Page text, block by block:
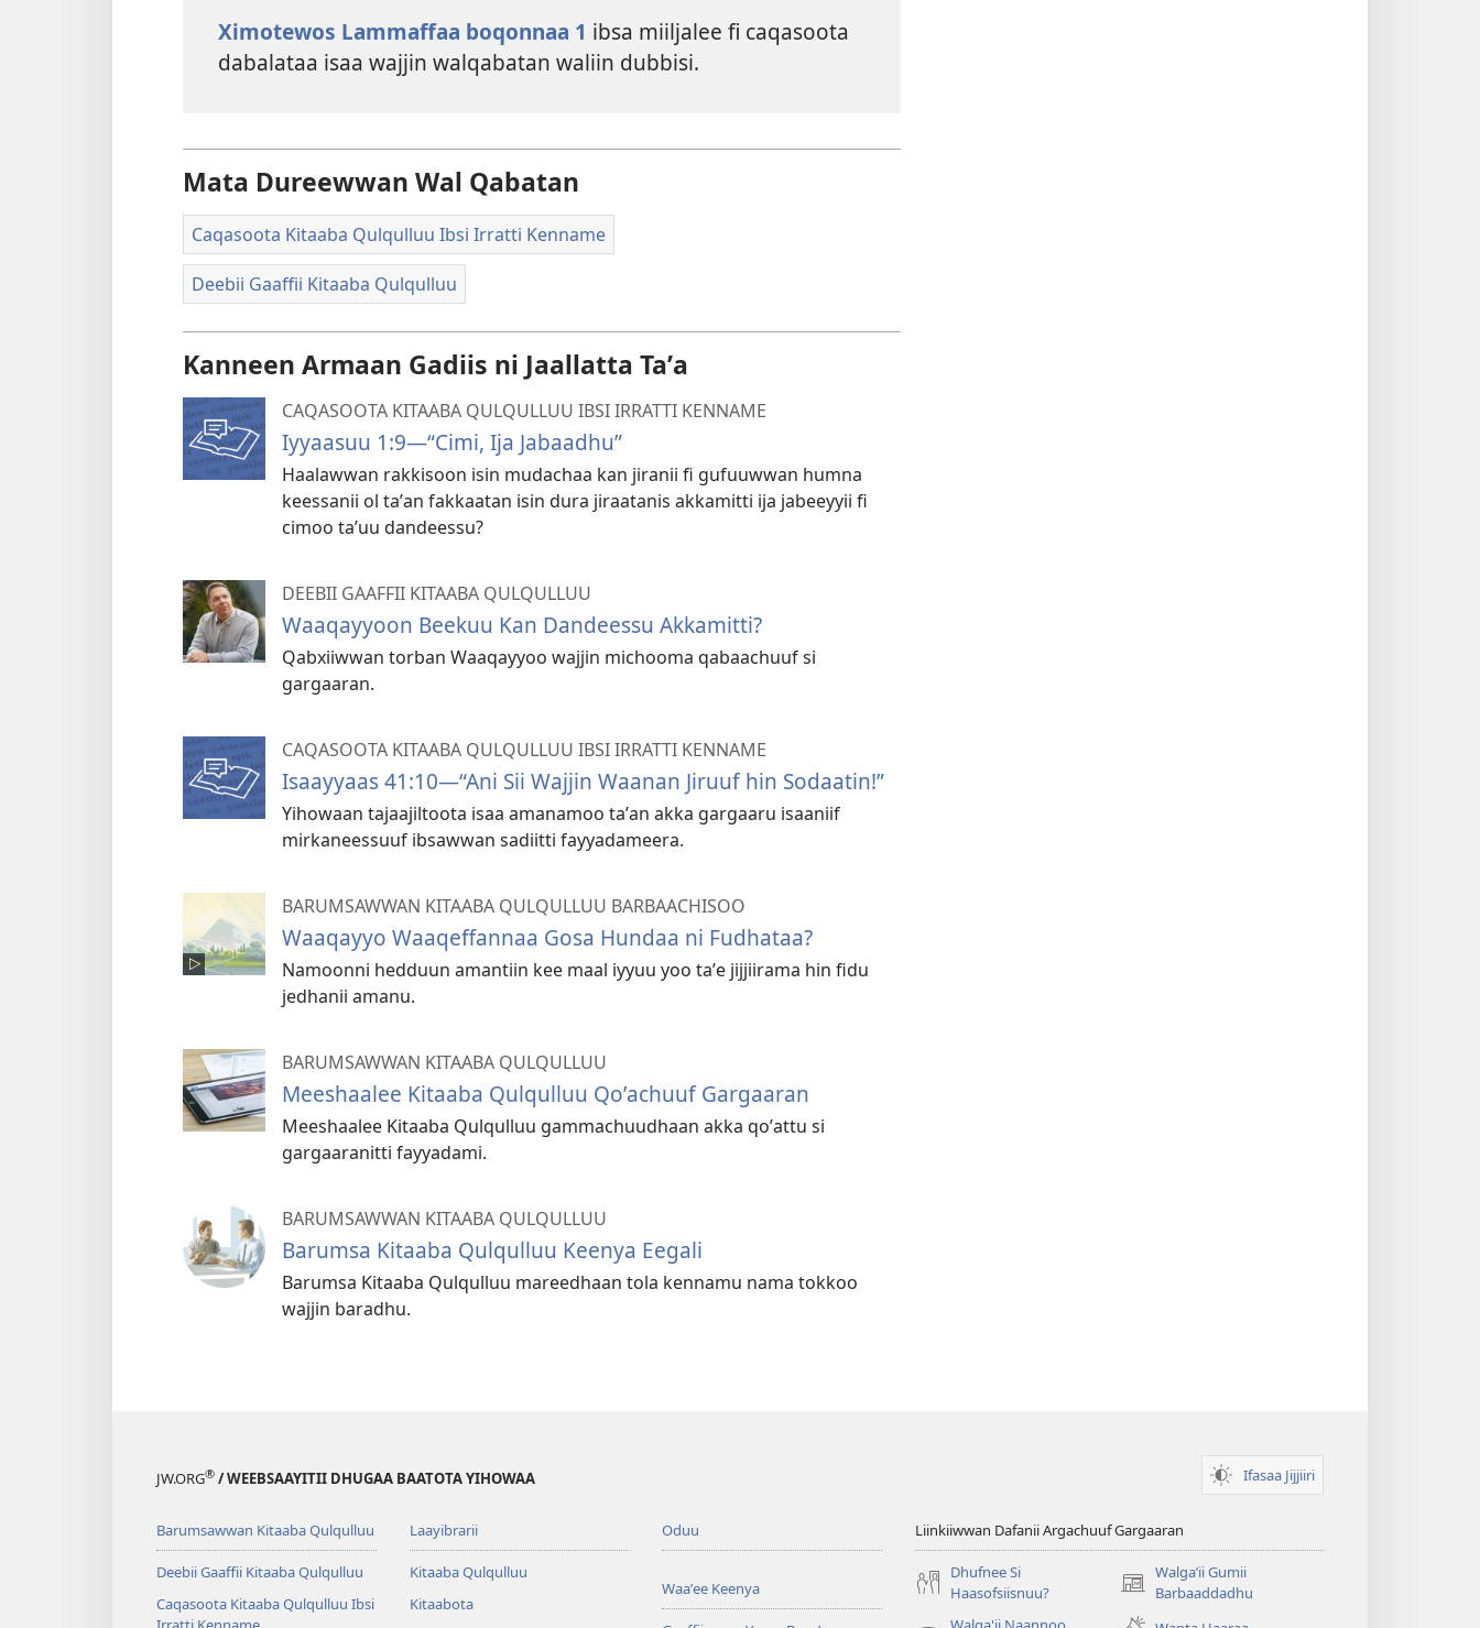
Ximotewos Lammaffaa boqonnaa 1 ibsa miiljalee fi caqasoota
dabalataa isaa wajjin walqabatan waliin dubbisi.
Mata Dureewwan Wal Qabatan
Caqasoota Kitaaba Qulqulluu Ibsi Irratti Kenname
Deebii Gaaffii Kitaaba Qulqulluu
Kanneen Armaan Gadiis ni Jaallatta Taʼa
CAQASOOTA KITAABA QULQULLUU IBSI IRRATTI KENNAME
Iyyaasuu 1:9—“Cimi, Ija Jabaadhu”
Haalawwan rakkisoon isin mudachaa kan jiranii fi gufuuwwan humna
keessanii ol taʼan fakkaatan isin dura jiraatanis akkamitti ija jabeeyyii fi
cimoo taʼuu dandeessu?
DEEBII GAAFFII KITAABA QULQULLUU
Waaqayyoon Beekuu Kan Dandeessu Akkamitti?
Qabxiiwwan torban Waaqayyoo wajjin michooma qabaachuuf si
gargaaran.
CAQASOOTA KITAABA QULQULLUU IBSI IRRATTI KENNAME
Isaayyaas 41:10—​“Ani Sii Wajjin Waanan Jiruuf hin Sodaatin!”
Yihowaan tajaajiltoota isaa amanamoo taʼan akka gargaaru isaaniif
mirkaneessuuf ibsawwan sadiitti fayyadameera.
BARUMSAWWAN KITAABA QULQULLUU BARBAACHISOO
Waaqayyo Waaqeffannaa Gosa Hundaa ni Fudhataa?
Namoonni hedduun amantiin kee maal iyyuu yoo taʼe jijjiirama hin fidu
jedhanii amanu.
BARUMSAWWAN KITAABA QULQULLUU
Meeshaalee Kitaaba Qulqulluu Qoʼachuuf Gargaaran
Meeshaalee Kitaaba Qulqulluu gammachuudhaan akka qoʼattu si
gargaaranitti fayyadami.
BARUMSAWWAN KITAABA QULQULLUU
Barumsa Kitaaba Qulqulluu Keenya Eegali
Barumsa Kitaaba Qulqulluu mareedhaan tola kennamu nama tokkoo
wajjin baradhu.
JW.ORG® / WEEBSAAYITII DHUGAA BAATOTA YIHOWAA Ifasaa Jijjiiri
Barumsawwan Kitaaba Qulqulluu
Deebii Gaaffii Kitaaba Qulqulluu
Caqasoota Kitaaba Qulqulluu Ibsi
Laayibrarii
Kitaaba Qulqulluu
Kitaabota
Oduu
Waaʼee Keenya
Liinkiiwwan Dafanii Argachuuf Gargaaran
Dhufnee Si
Haasofsiisnuu?
Walgaʼii Gumii
Barbaaddadhu
(opens
new